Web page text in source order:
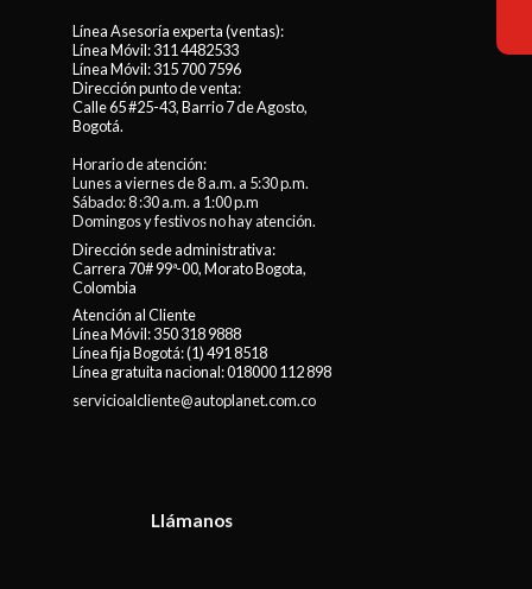
Línea Asesoría experta (ventas):
Línea Móvil:311 4482533
Línea Móvil:315 700 7596
Dirección punto de venta:
Calle 65 #25-43, Barrio 7 de Agosto,
Bogotá.
Horario de atención:
Lunes a viernes de 8 a.m. a 5:30 p.m.
Sábado: 8 :30 a.m. a 1:00 p.m
Domingos y festivos no hay atención.
Dirección sede administrativa:
Carrera 70# 99ª-00, Morato Bogota,
Colombia
Atención al Cliente
Línea Móvil:350 318 9888
Línea fija Bogotá:(1) 491 8518
Línea gratuita nacional:018000 112 898
servicioalcliente@autoplanet.com.co
Llámanos